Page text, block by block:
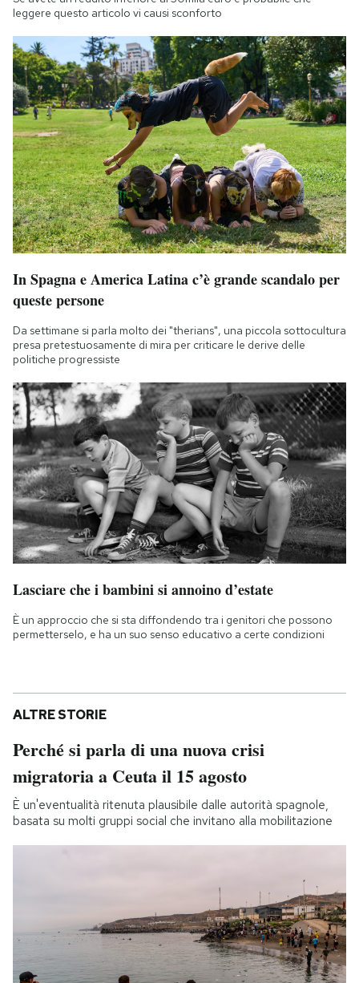
leggere questo articolo vi causi sconforto
In Spagna e America Latina c’è grande scandalo per
queste persone
Da settimane si parla molto dei "therians", una piccola sottocultura
presa pretestuosamente di mira per criticare le derive delle
politiche progressiste
Lasciare che i bambini si annoino d’estate
È un approccio che si sta diffondendo tra i genitori che possono
permetterselo, e ha un suo senso educativo a certe condizioni
ALTRE STORIE
Perché si parla di una nuova crisi
migratoria a Ceuta il 15 agosto
È un'eventualità ritenuta plausibile dalle autorità spagnole,
basata su molti gruppi social che invitano alla mobilitazione